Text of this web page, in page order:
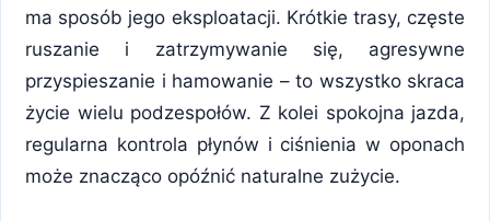
ma sposób jego eksploatacji. Krótkie trasy, częste
ruszanie i zatrzymywanie się, agresywne
przyspieszanie i hamowanie – to wszystko skraca
życie wielu podzespołów. Z kolei spokojna jazda,
regularna kontrola płynów i ciśnienia w oponach
może znacząco opóźnić naturalne zużycie.